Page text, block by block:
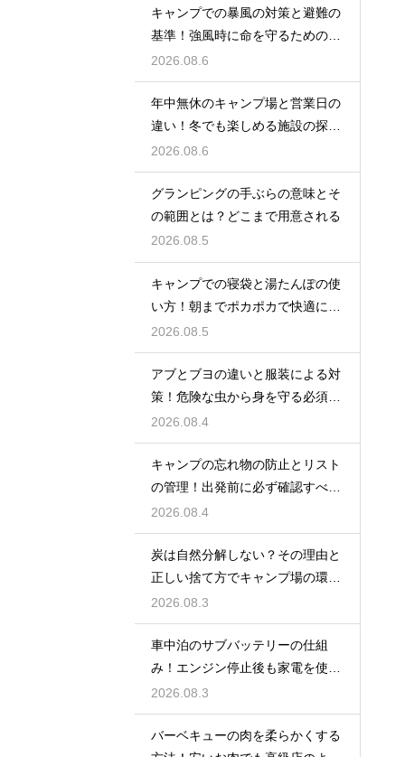
キャンプでの暴風の対策と避難の
基準！強風時に命を守るための行
動
2026.08.6
年中無休のキャンプ場と営業日の
違い！冬でも楽しめる施設の探し
方
2026.08.6
グランピングの手ぶらの意味とそ
の範囲とは？どこまで用意される
2026.08.5
キャンプでの寝袋と湯たんぽの使
い方！朝までポカポカで快適に眠
る方法
2026.08.5
アブとブヨの違いと服装による対
策！危険な虫から身を守る必須知
識
2026.08.4
キャンプの忘れ物の防止とリスト
の管理！出発前に必ず確認すべき
持ち物
2026.08.4
炭は自然分解しない？その理由と
正しい捨て方でキャンプ場の環境
を守る
2026.08.3
車中泊のサブバッテリーの仕組
み！エンジン停止後も家電を使う
ための知識
2026.08.3
バーベキューの肉を柔らかくする